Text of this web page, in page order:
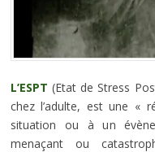
L’ESPT (Etat de Stress
chez l’adulte, est une «
situation ou à un
menaçant ou